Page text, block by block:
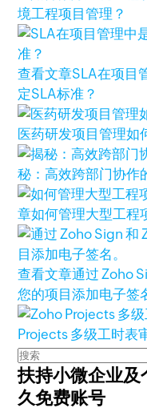
境工程项目管理？
查看文章SLA在项目
定SLA标准？
医药研发项目管理如
秘：高效跨部门协作
章如何管理大型工程
查看文章通过 Zoho
您的项目添加电子签
Projects 多级工时表
扶持小微企业及
久免费账号